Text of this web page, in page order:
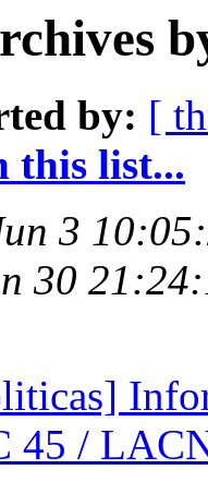
by: [
this list...
3
30
45 /